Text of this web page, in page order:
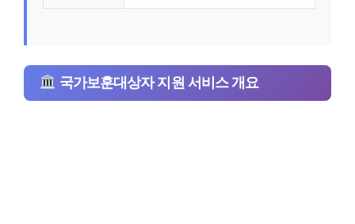
국가보훈대상자 지원 서비스 개요